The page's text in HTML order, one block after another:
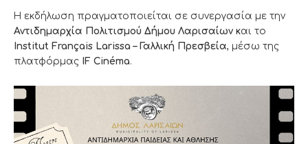
Η εκδήλωση πραγματοποιείται σε συνεργασία με την
Αντιδημαρχία Πολιτισμού Δήμου Λαρισαίων και το
Institut Français Larissa – Γαλλική Πρεσβεία, μέσω της
πλατφόρμας IF Cinéma.